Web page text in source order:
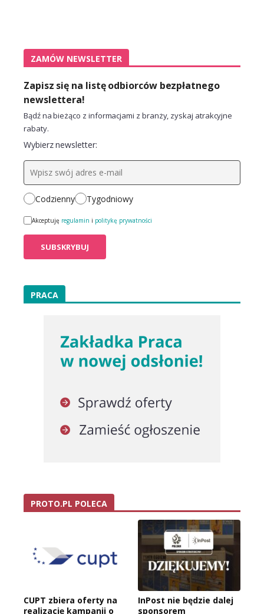
ZAMÓW NEWSLETTER
Zapisz się na listę odbiorców bezpłatnego
newslettera!
Bądź na bieżąco z informacjami z branży, zyskaj atrakcyjne
rabaty.
Wybierz newsletter:
Codzienny Tygodniowy
Akceptuję regulamin i politykę prywatności
PRACA
PROTO.PL POLECA
CUPT zbiera oferty na
realizację kampanii o
InPost nie będzie dalej
sponsorem